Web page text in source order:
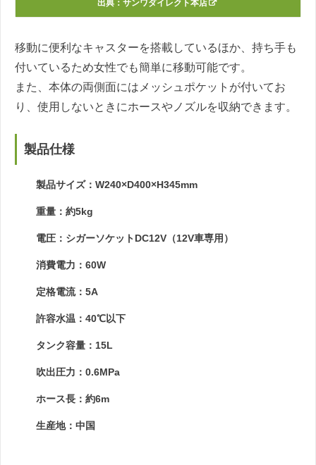
出典： サンワダイレクト本店
移動に便利なキャスターを搭載しているほか、持ち手も
付いているため女性でも簡単に移動可能です。
また、本体の両側面にはメッシュポケットが付いてお
り、使用しないときにホースやノズルを収納できます。
製品仕様
製品サイズ：W240×D400×H345mm
重量：約5kg
電圧：シガーソケットDC12V（12V車専用）
消費電力：60W
定格電流：5A
許容水温：40℃以下
タンク容量：15L
吹出圧力：0.6MPa
ホース長：約6m
生産地：中国